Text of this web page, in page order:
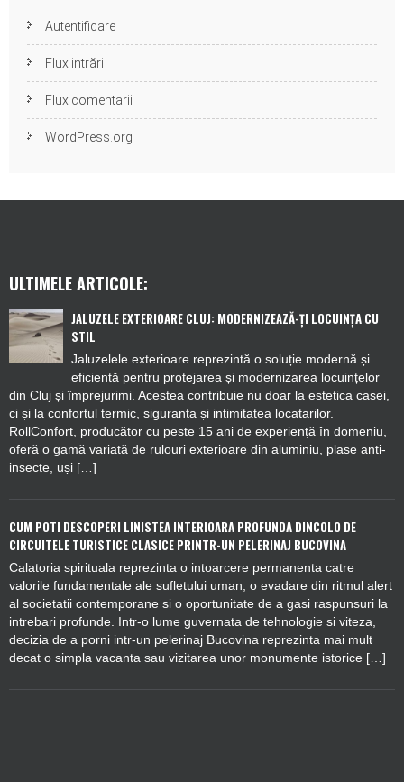
Autentificare
Flux intrări
Flux comentarii
WordPress.org
ULTIMELE ARTICOLE:
JALUZELE EXTERIOARE CLUJ: MODERNIZEAZĂ-ȚI LOCUINȚA CU
STIL
Jaluzelele exterioare reprezintă o soluție modernă și
eficientă pentru protejarea și modernizarea locuințelor
din Cluj și împrejurimi. Acestea contribuie nu doar la estetica casei,
ci și la confortul termic, siguranța și intimitatea locatarilor.
RollConfort, producător cu peste 15 ani de experiență în domeniu,
oferă o gamă variată de rulouri exterioare din aluminiu, plase anti-
insecte, uși […]
CUM POTI DESCOPERI LINISTEA INTERIOARA PROFUNDA DINCOLO DE
CIRCUITELE TURISTICE CLASICE PRINTR-UN PELERINAJ BUCOVINA
Calatoria spirituala reprezinta o intoarcere permanenta catre
valorile fundamentale ale sufletului uman, o evadare din ritmul alert
al societatii contemporane si o oportunitate de a gasi raspunsuri la
intrebari profunde. Intr-o lume guvernata de tehnologie si viteza,
decizia de a porni intr-un pelerinaj Bucovina reprezinta mai mult
decat o simpla vacanta sau vizitarea unor monumente istorice […]